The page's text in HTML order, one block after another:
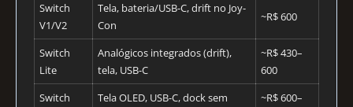
Switch
V1/V2
Tela, bateria/USB-C, drift no Joy-
Con
~R$ 600
Switch
Lite
Analógicos integrados (drift),
tela, USB-C
~R$ 430–
600
Switch
Tela OLED, USB-C, dock sem
~R$ 600–